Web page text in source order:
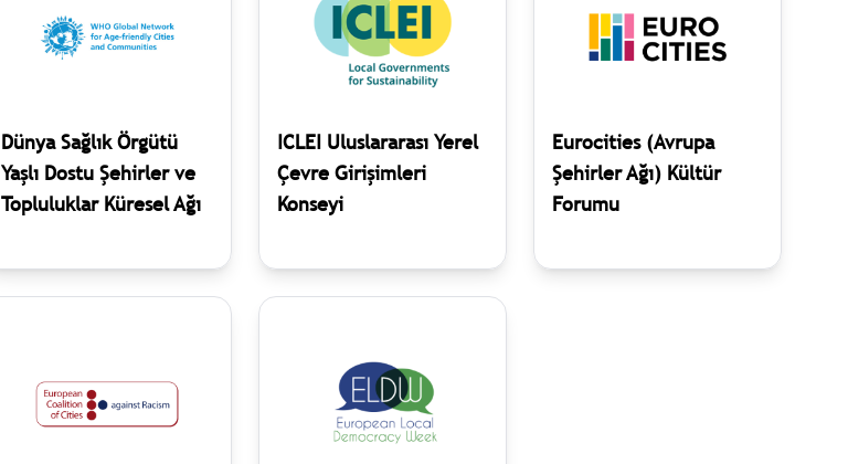
Dünya Sağlık Örgütü
Yaşlı Dostu Şehirler ve
Topluluklar Küresel Ağı
ICLEI Uluslararası Yerel
Çevre Girişimleri
Konseyi
Eurocities (Avrupa
Şehirler Ağı) Kültür
Forumu